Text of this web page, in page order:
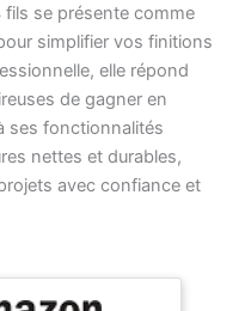
fils se présente comme
simplifier vos finitions
elle répond
de gagner en
ses fonctionnalités
nettes et durables,
avec confiance et